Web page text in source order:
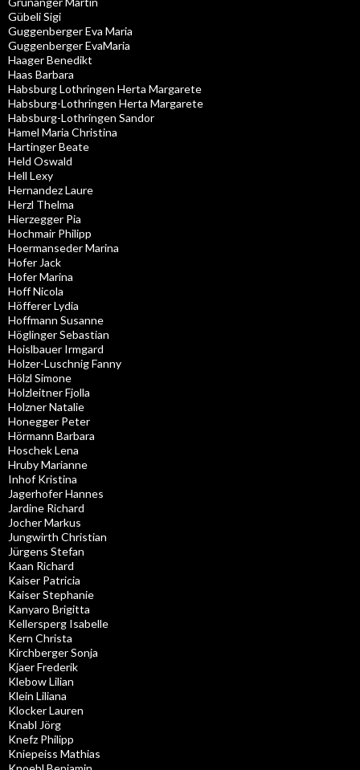
Gübeli Sigi
Guggenberger Eva Maria
Guggenberger EvaMaria
Haager Benedikt
Haas Barbara
Habsburg Lothringen Herta Margarete
Habsburg-Lothringen Herta Margarete
Habsburg-Lothringen Sandor
Hamel Maria Christina
Hartinger Beate
Held Oswald
Hell Lexy
Hernandez Laure
Herzl Thelma
Hierzegger Pia
Hochmair Philipp
Hoermanseder Marina
Hofer Jack
Hofer Marina
Hoff Nicola
Höfferer Lydia
Hoffmann Susanne
Höglinger Sebastian
Hoislbauer Irmgard
Holzer-Luschnig Fanny
Hölzl Simone
Holzleitner Fjolla
Holzner Natalie
Honegger Peter
Hörmann Barbara
Hoschek Lena
Hruby Marianne
Inhof Kristina
Jagerhofer Hannes
Jardine Richard
Jocher Markus
Jungwirth Christian
Jürgens Stefan
Kaan Richard
Kaiser Patricia
Kaiser Stephanie
Kanyaro Brigitta
Kellersperg Isabelle
Kern Christa
Kirchberger Sonja
Kjaer Frederik
Klebow Lilian
Klein Liliana
Klocker Lauren
Knabl Jörg
Knefz Philipp
Kniepeiss Mathias